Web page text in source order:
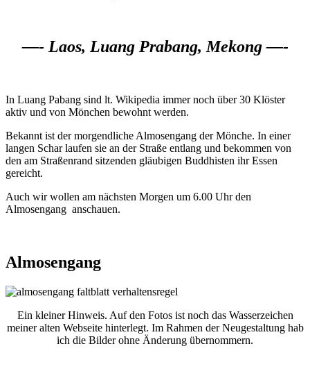
—- Laos, Luang Prabang, Mekong —-
In Luang Pabang sind lt. Wikipedia immer noch über 30 Klöster
aktiv und von Mönchen bewohnt werden.
Bekannt ist der morgendliche Almosengang der Mönche. In einer
langen Schar laufen sie an der Straße entlang und bekommen von
den am Straßenrand sitzenden gläubigen Buddhisten ihr Essen
gereicht.
Auch wir wollen am nächsten Morgen um 6.00 Uhr den
Almosengang anschauen.
Almosengang
Ein kleiner Hinweis. Auf den Fotos ist noch das Wasserzeichen
meiner alten Webseite hinterlegt. Im Rahmen der Neugestaltung hab
ich die Bilder ohne Änderung übernommern.